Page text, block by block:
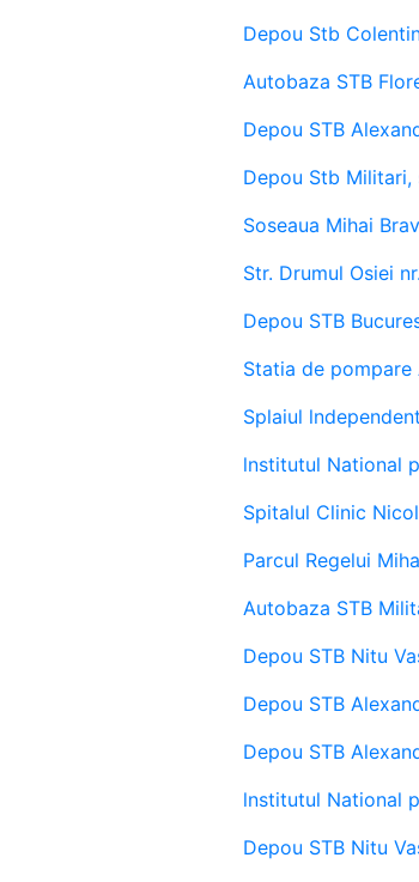
Depou Stb
Autobaza STB
Depou STB
Depou Stb
Soseaua Mihai
Str. Drumul Osiei
Depou STB
Statia de
Splaiul
lnstitutul National
Spitalul Clinic
Parcul Regelui
Autobaza STB
Depou STB Nitu
Depou STB
Depou STB
lnstitutul National
Depou STB Nitu